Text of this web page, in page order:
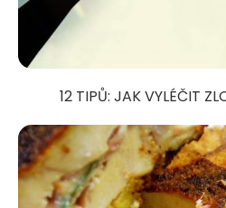
12 TIPŮ: JAK VYLÉČIT